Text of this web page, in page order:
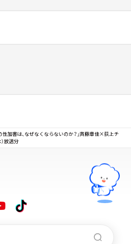
性加害は、なぜなくならないのか？」斉藤章佳×荻上チ
放送分